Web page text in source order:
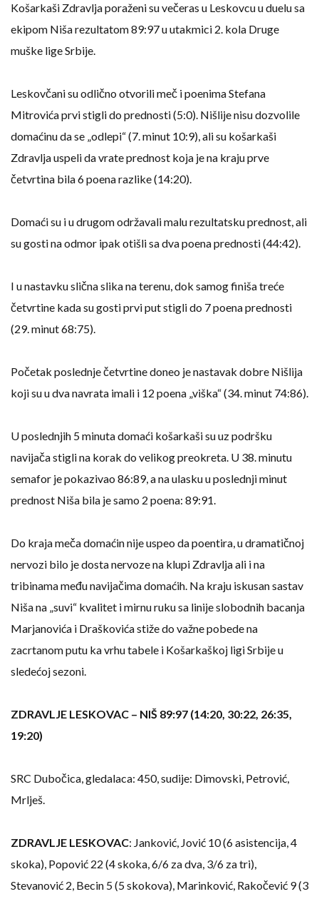
Košarkaši Zdravlja poraženi su večeras u Leskovcu u duelu sa
ekipom Niša rezultatom 89:97 u utakmici 2. kola Druge
muške lige Srbije.
Leskovčani su odlično otvorili meč i poenima Stefana
Mitrovića prvi stigli do prednosti (5:0). Nišlije nisu dozvolile
domaćinu da se „odlepi“ (7. minut 10:9), ali su košarkaši
Zdravlja uspeli da vrate prednost koja je na kraju prve
četvrtina bila 6 poena razlike (14:20).
Domaći su i u drugom održavali malu rezultatsku prednost, ali
su gosti na odmor ipak otišli sa dva poena prednosti (44:42).
I u nastavku slična slika na terenu, dok samog finiša treće
četvrtine kada su gosti prvi put stigli do 7 poena prednosti
(29. minut 68:75).
Početak poslednje četvrtine doneo je nastavak dobre Nišlija
koji su u dva navrata imali i 12 poena „viška“ (34. minut 74:86).
U poslednjih 5 minuta domaći košarkaši su uz podršku
navijača stigli na korak do velikog preokreta. U 38. minutu
semafor je pokazivao 86:89, a na ulasku u poslednji minut
prednost Niša bila je samo 2 poena: 89:91.
Do kraja meča domaćin nije uspeo da poentira, u dramatičnoj
nervozi bilo je dosta nervoze na klupi Zdravlja ali i na
tribinama među navijačima domaćih. Na kraju iskusan sastav
Niša na „suvi“ kvalitet i mirnu ruku sa linije slobodnih bacanja
Marjanovića i Draškovića stiže do važne pobede na
zacrtanom putu ka vrhu tabele i Košarkaškoj ligi Srbije u
sledećoj sezoni.
ZDRAVLJE LESKOVAC – NIŠ 89:97 (14:20, 30:22, 26:35,
19:20)
SRC Dubočica, gledalaca: 450, sudije: Dimovski, Petrović,
Mrlješ.
ZDRAVLJE LESKOVAC: Janković, Jović 10 (6 asistencija, 4
skoka), Popović 22 (4 skoka, 6/6 za dva, 3/6 za tri),
Stevanović 2, Becin 5 (5 skokova), Marinković, Rakočević 9 (3